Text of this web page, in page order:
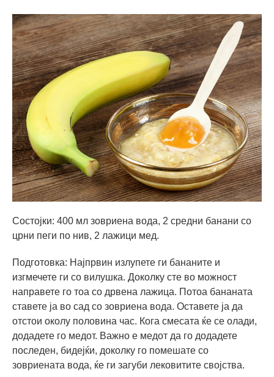
Состојки: 400 мл зовриена вода, 2 средни банани со
црни пеги по нив, 2 лажици мед.
Подготовка: Најпрвин излупете ги бананите и
изгмечете ги со вилушка. Доколку сте во можност
направете го тоа со дрвена лажица. Потоа бананата
ставете ја во сад со зовриена вода. Оставете ја да
отстои околу половина час. Кога смесата ќе се олади,
додадете го медот. Важно е медот да го додадете
последен, бидејќи, доколку го помешате со
зовриената вода, ќе ги загуби лековитите својства.